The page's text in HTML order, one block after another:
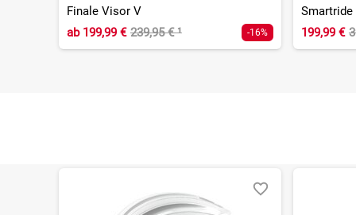
Finale Visor V
ab199,99 € 239,95 €¹ -16%
Smartride
199,99 €